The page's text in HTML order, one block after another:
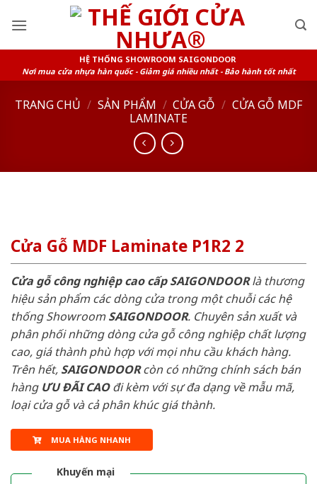
HỆ THỐNG SHOWROOM SAIGONDOOR
Nơi mua cửa nhựa hàn quốc - Giảm giá nhiều nhất - Bảo hành tốt nhất
TRANG CHỦ / SẢN PHẨM / CỬA GỖ / CỬA GỖ MDF
LAMINATE
Cửa Gỗ MDF Laminate P1R2 2
Cửa gỗ công nghiệp cao cấp SAIGONDOORlà thương
hiệu sản phẩm các dòng cửa trong một chuỗi các hệ
thống ShowroomSAIGONDOOR. Chuyên sản xuất và
phân phối những dòng cửa gỗ công nghiệp chất lượng
cao, giá thành phù hợp với mọi nhu cầu khách hàng.
Trên hết, SAIGONDOORcòn có những chính sách bán
hàng ƯU ĐÃI CAOđi kèm với sự đa dạng về mẫu mã,
loại cửa gỗ và cả phân khúc giá thành.
MUA HÀNG NHANH
Khuyến mại